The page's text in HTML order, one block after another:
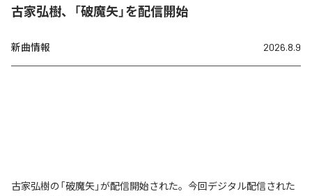
古家弘樹、「破魔矢」を配信開始
新曲情報 2026.8.9
古家弘樹の「破魔矢」が配信開始された。今回デジタル配信された